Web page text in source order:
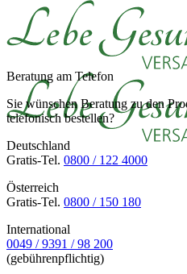
Beratung am Telefon
Sie wünschen Beratung zu den
telefonisch bestellen?
Deutschland
Gratis-Tel. 0800 / 122 4000
Österreich
Gratis-Tel. 0800 / 150 180
International
0049 / 9391 / 98 200
(gebührenpflichtig)